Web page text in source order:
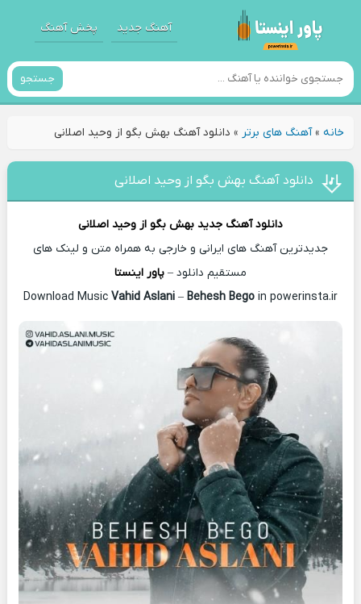
آهنگ جدید پخش آهنگ
جستجو
خانه»آهنگ های برتر » دانلود آهنگ بهش بگو از وحید اصلانی
دانلود آهنگ بهش بگو از وحید اصلانی
دانلود آهنگ جدید بهش بگو از وحید اصلانی
جدیدترین آهنگ های ایرانی و خارجی به همراه متن و لینک های
مستقیم دانلود – پاور اینستا
Download Music
Vahid Aslani– Behesh Bego in powerinsta.ir